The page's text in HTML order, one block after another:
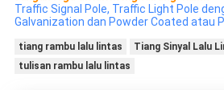
Traffic Signal Pole, Traffic Light Pole
Galvanization dan Powder Coated atau
tiang rambu lalu lintas
Tiang Sinyal Lalu
tulisan rambu lalu lintas